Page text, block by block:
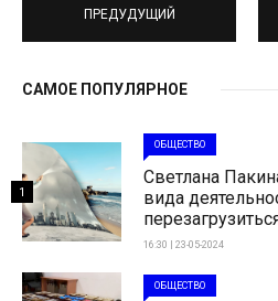
ПРЕДУДУЩИЙ
САМОЕ ПОПУЛЯРНОЕ
ОБЩЕСТВО
Светлана
вида
16:30 | 23-05-2024
1
ОБЩЕСТВО